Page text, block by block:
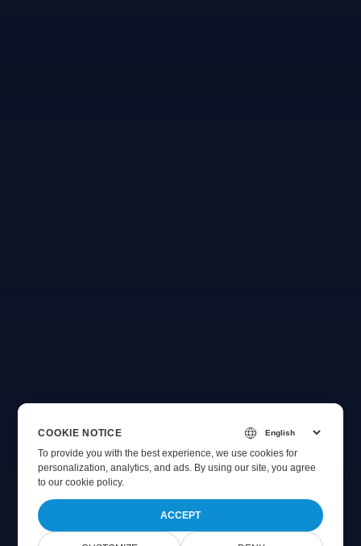
COOKIE NOTICE
To provide you with the best experience, we use cookies for
personalization, analytics, and ads. By using our site, you agree
toour cookie policy.
ACCEPT